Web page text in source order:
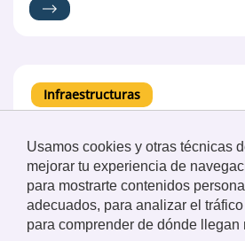
Usamos cookies y otras técnicas
mejorar tu experiencia de
para mostrarte contenidos
adecuados, para analizar el
para comprender de dónde llegan
Infraestructuras
Licitación y resolución
para la instalación de
Fotovoltaica en la UPO
13.4. Sostenibilidad y accesibilidad
Instalación de placas solares para